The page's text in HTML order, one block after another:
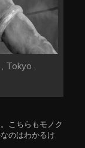
,
こちらもモノク
のはわかるけ